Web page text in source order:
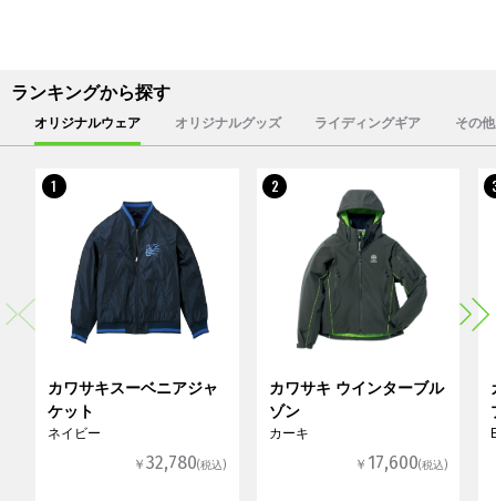
ランキングから探す
オリジナルウェア オリジナルグッズ ライディングギア その
1
カワサキスーベニアジャ
ケット
ネイビー
￥32,780(税込)
2
カワサキ ウインターブル
ゾン
カーキ
￥ 17,600(税込)